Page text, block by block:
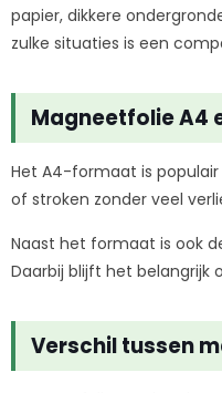
papier, dikkere
zulke situaties is een
Magneetfolie A4
Het A4-formaat is populair
of stroken zonder veel
Naast het formaat is ook
Daarbij blijft het belangrijk
Verschil tussen